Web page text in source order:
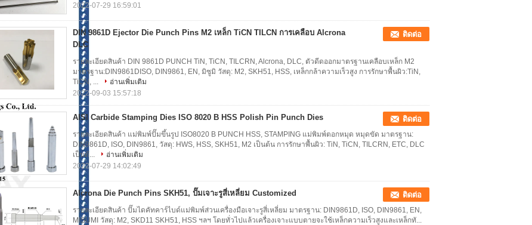
2022-07-29 16:59:01
DIN 9861D Ejector Die Punch Pins M2 เหล็ก TiCN TILCN ​​การเคลือบ Alcrona
DLC
ติดต่อ
รายละเอียดสินค้า DIN 9861D PUNCH TiN, TiCN, TILCRN, Alcrona, DLC, ตัวดีดออกมาตรฐานเคลือบเหล็ก M2
มาตรฐาน:DIN9861DISO, DIN9861, EN, มิซูมิ วัสดุ: M2, SKH51, HSS, เหล็กกล้าความเร็วสูง การรักษาพื้นผิว:TiN,
TiCN, ...
อ่านเพิ่มเติม
2022-09-03 15:57:18
AISI Carbide Stamping Dies ISO 8020 B HSS Polish Pin Punch Dies ติดต่อ
รายละเอียดสินค้า แม่พิมพ์ปั๊มขึ้นรูป ISO8020 B PUNCH HSS, STAMPING แม่พิมพ์ตอกหมุด หมุดขัด มาตรฐาน:
DIN9861D, ISO, DIN9861, วัสดุ: HWS, HSS, SKH51, M2 เป็นต้น การรักษาพื้นผิว: TiN, TiCN, TILCRN, ETC, DLC
เป็นต้...
อ่านเพิ่มเติม
2022-07-29 14:02:49
Alcrona Die Punch Pins SKH51, ปั๊มเจาะรูสี่เหลี่ยม Customized ติดต่อ
รายละเอียดสินค้า ปั๊มไดคัทคาร์ไบด์แม่พิมพ์ส่วนเครื่องมือเจาะรูสี่เหลี่ยม มาตรฐาน: DIN9861D, ISO, DIN9861, EN,
MISUMI วัสดุ: M2, SKD11 SKH51, HSS ฯลฯ โดยทั่วไปแล้วเครื่องเจาะแบบตายจะใช้เหล็กความเร็วสูงและเหล็กทั...